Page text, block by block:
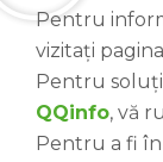
Pentru
vizitați
Pentru
QQinfo, vă
Pentru a fi